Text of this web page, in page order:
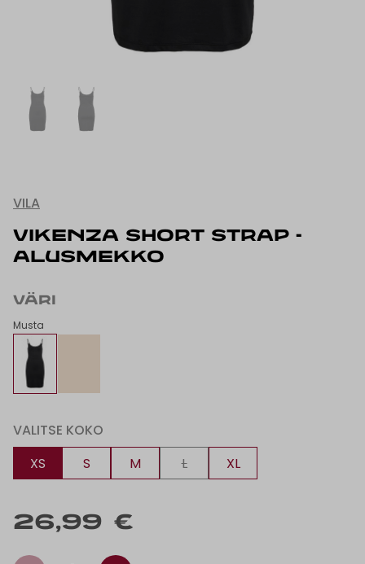
VILA
VIKENZA SHORT STRAP -
ALUSMEKKO
VÄRI
Musta
VALITSE KOKO
XS
S M L XL
26,99 €